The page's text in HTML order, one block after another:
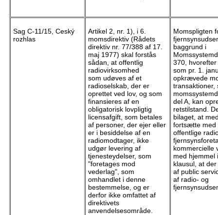
Sag C-11/15, Ceský
rozhlas
Artikel 2, nr. 1), i 6.
momsdirektiv (Rådets
direktiv nr. 77/388 af 17.
maj 1977) skal forstås
sådan, at offentlig
radiovirksomhed
som udøves af et
radioselskab, der er
oprettet ved lov, og som
finansieres af en
obligatorisk lovpligtig
licensafgift, som betales
af personer, der ejer eller
er i besiddelse af en
radiomodtager, ikke
udgør levering af
tjenesteydelser, som
"foretages mod
vederlag", som
omhandlet i denne
bestemmelse, og er
derfor ikke omfattet af
direktivets
anvendelsesområde.
Momspligten
baggrund i
370,
som pr. 1.
opkrævede
transaktioner,
del A, kan
retstilstand.
bilaget, at
fortsætte med
offentlige
kommercielle
med hjemmel
klausul, at
af public
af radio- og